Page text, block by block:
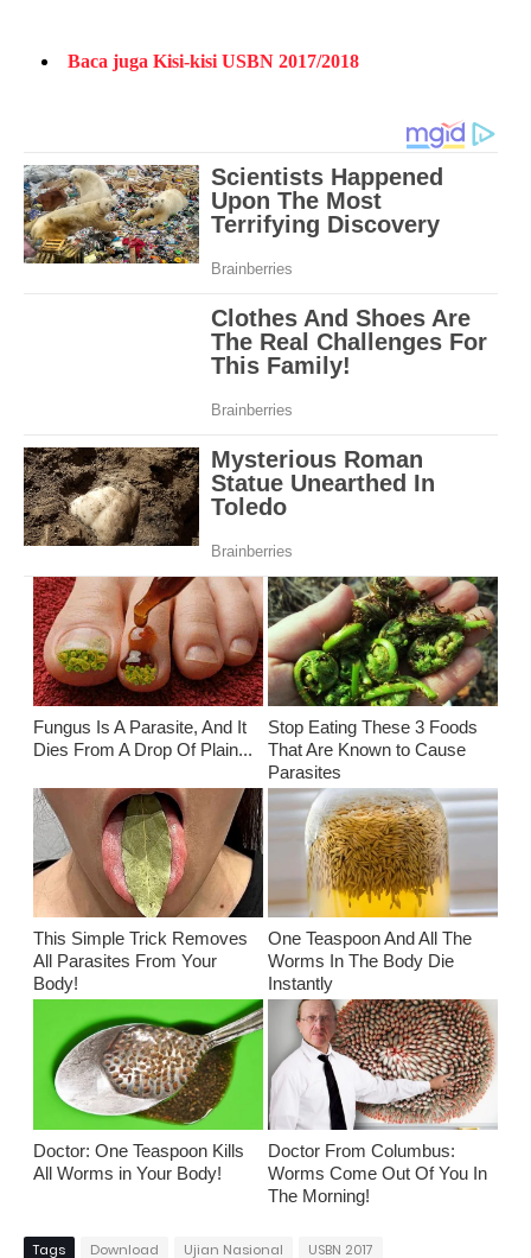
Baca juga Kisi-kisi USBN 2017/2018
Fungus Is A Parasite, And It
Dies From A Drop Of Plain...
Stop Eating These 3 Foods
That Are Known to Cause
Parasites
This Simple Trick Removes
All Parasites From Your
Body!
One Teaspoon And All The
Worms In The Body Die
Instantly
Doctor: One Teaspoon Kills
All Worms in Your Body!
Doctor From Columbus:
Worms Come Out Of You In
The Morning!
Tags Download Ujian Nasional USBN 2017